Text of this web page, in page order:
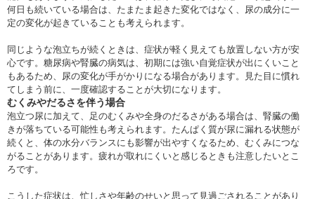
何日も続いている場合は、たまたま起きた変化ではなく、尿の成分に一
定の変化が起きていることも考えられます。
同じような泡立ちが続くときは、症状が軽く見えても放置しない方が安
心です。糖尿病や腎臓の病気は、初期には強い自覚症状が出にくいこと
もあるため、尿の変化が手がかりになる場合があります。見た目に慣れ
てしまう前に、一度確認することが大切になります。
むくみやだるさを伴う場合
泡立つ尿に加えて、足のむくみや全身のだるさがある場合は、腎臓の働
きが落ちている可能性も考えられます。たんぱく質が尿に漏れる状態が
続くと、体の水分バランスにも影響が出やすくなるため、むくみにつな
がることがあります。疲れが取れにくいと感じるときも注意したいとこ
ろです。
こうした症状は、忙しさや年齢のせいと思って見過ごされることがあり